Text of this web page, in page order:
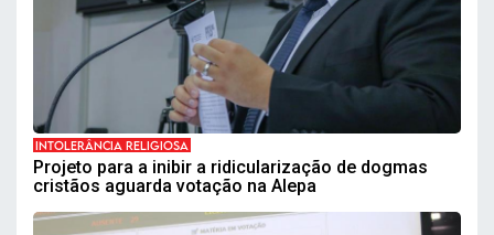
INTOLERÂNCIA RELIGIOSA
Projeto para a inibir a ridicularização de dogmas
cristãos aguarda votação na Alepa